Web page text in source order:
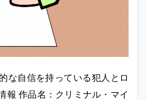
な自信を持っている犯人とロ
報 作品名：クリミナル・マイ